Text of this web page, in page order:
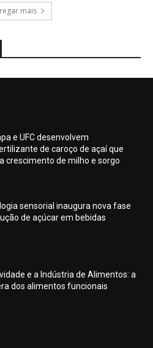
mais
e UFC desenvolvem
de caroço de açaí que
crescimento de milho e sorgo
sensorial inaugura nova fase
de açúcar em bebidas
e a Indústria de Alimentos: a
dos alimentos funcionais